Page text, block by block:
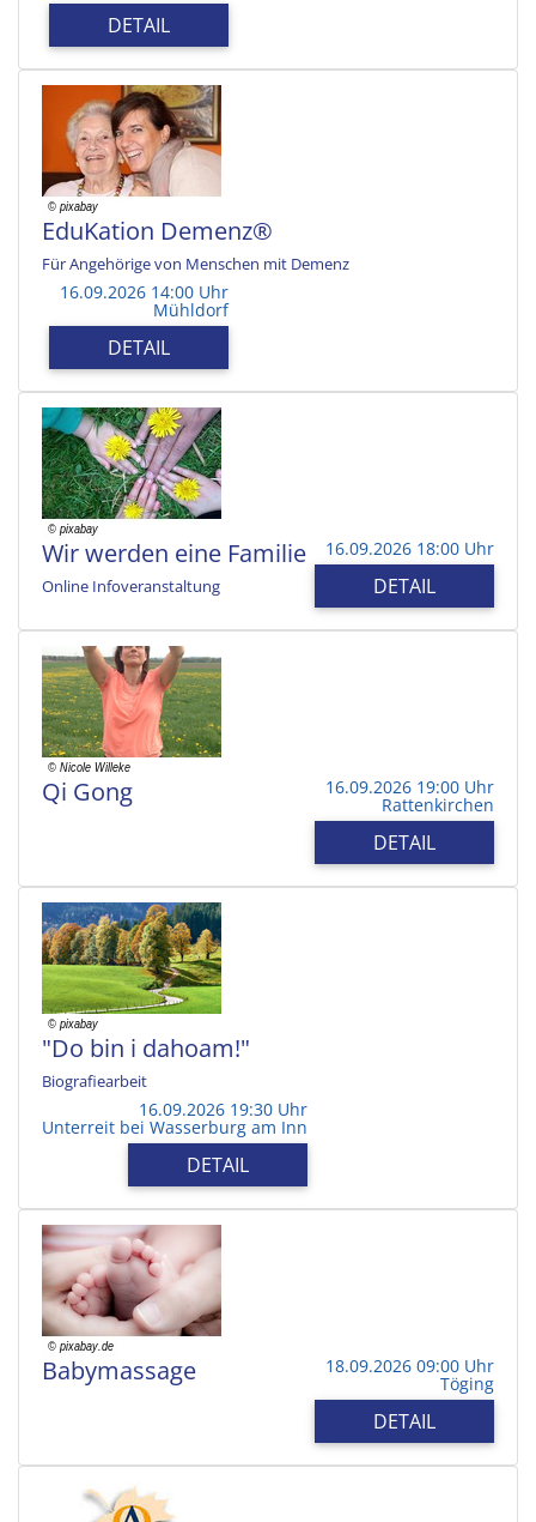
DETAIL
EduKation Demenz®
Für Angehörige von Menschen mit Demenz
16.09.2026 14:00 Uhr
Mühldorf
DETAIL
Wir werden eine Familie
Online Infoveranstaltung
16.09.2026 18:00 Uhr
DETAIL
Qi Gong 16.09.2026 19:00 Uhr
Rattenkirchen
DETAIL
"Do bin i dahoam!"
Biografiearbeit
16.09.2026 19:30 Uhr
Unterreit bei Wasserburg am Inn
DETAIL
Babymassage 18.09.2026 09:00 Uhr
Töging
DETAIL